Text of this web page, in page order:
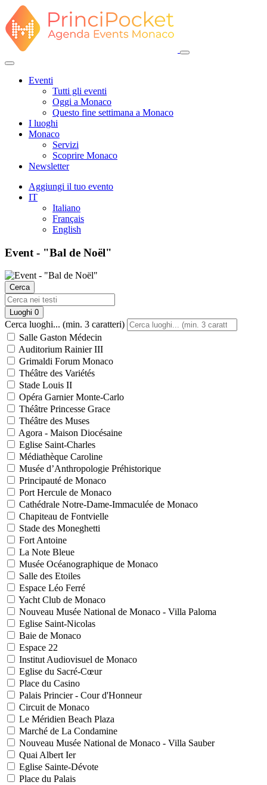
Eventi
Tutti gli eventi
Oggi a Monaco
Questo fine settimana a Monaco
I luoghi
Monaco
Servizi
Scoprire Monaco
Newsletter
Aggiungi il tuo evento
IT
Italiano
Français
English
Event - "Bal de Noël"
Cerca
Luoghi 0
Cerca luoghi... (min. 3 caratteri)
Salle Gaston Médecin
Auditorium Rainier III
Grimaldi Forum Monaco
Théâtre des Variétés
Stade Louis II
Opéra Garnier Monte-Carlo
Théâtre Princesse Grace
Théâtre des Muses
Agora - Maison Diocésaine
Eglise Saint-Charles
Médiathèque Caroline
Musée d’Anthropologie Préhistorique
Principauté de Monaco
Port Hercule de Monaco
Cathédrale Notre-Dame-Immaculée de Monaco
Chapiteau de Fontvielle
Stade des Moneghetti
Fort Antoine
La Note Bleue
Musée Océanographique de Monaco
Salle des Etoiles
Espace Léo Ferré
Yacht Club de Monaco
Nouveau Musée National de Monaco - Villa Paloma
Eglise Saint-Nicolas
Baie de Monaco
Espace 22
Institut Audiovisuel de Monaco
Eglise du Sacré-Cœur
Place du Casino
Palais Princier - Cour d'Honneur
Circuit de Monaco
Le Méridien Beach Plaza
Marché de La Condamine
Nouveau Musée National de Monaco - Villa Sauber
Quai Albert Ier
Eglise Sainte-Dévote
Place du Palais